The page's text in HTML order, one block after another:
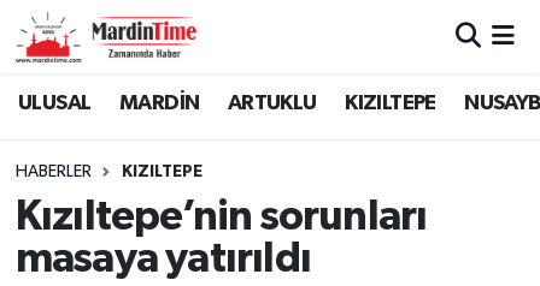
ULUSAL MARDİN ARTUKLU KIZILTEPE
HABERLER KIZILTEPE
Kızıltepe’nin sorunları
masaya yatırıldı
Mardin Nöbetçi Eczaneler
Mardin Namaz Vakitleri
Mardin Trafik Yoğunluk Haritası